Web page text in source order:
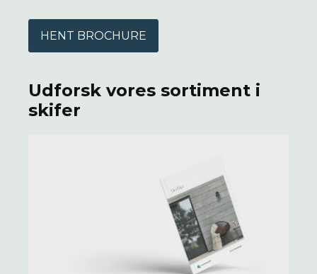
HENT BROCHURE
Udforsk vores sortiment i
skifer